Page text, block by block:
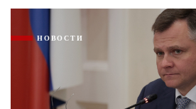
НОВОСТИ